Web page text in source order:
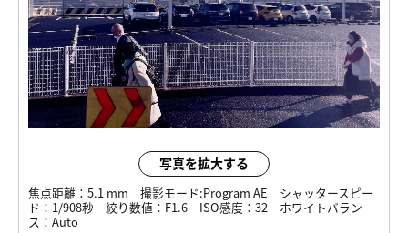
写真を拡大する
焦点距離： 5.1 mm 撮影モード:Program AE
シャッタースピー
ド： 1/908秒 絞り数値： F1.6 ISO感度： 32
ホワイトバラン
ス： Auto